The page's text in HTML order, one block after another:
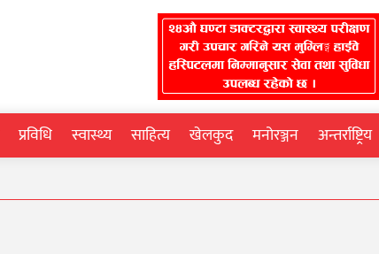
प्रविधि स्वास्थ्य साहित्य खेलकुद मनोरञ्जन अन्तर्राष्ट्रिय